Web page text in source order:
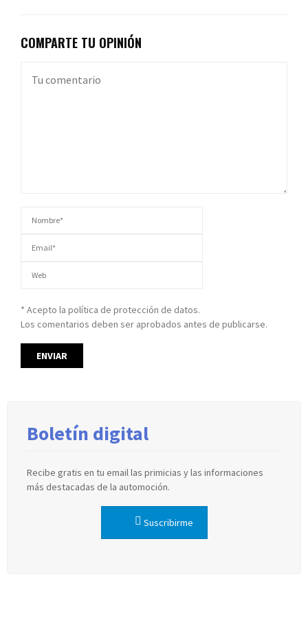
COMPARTE TU OPINIÓN
* Acepto la política de protección de datos.
Los comentarios deben ser aprobados antes de publicarse.
Boletín digital
Recibe gratis en tu email las primicias y las informaciones
más destacadas de la automoción.
Suscribirme